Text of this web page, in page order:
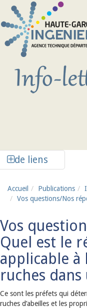
Aller au contenu principal
de liens
Accueil Publications
Vos questions/Nos
Vos
Quel est le
applicable à
ruches
Ce sont les préfets qui
ruches d’abeilles et les